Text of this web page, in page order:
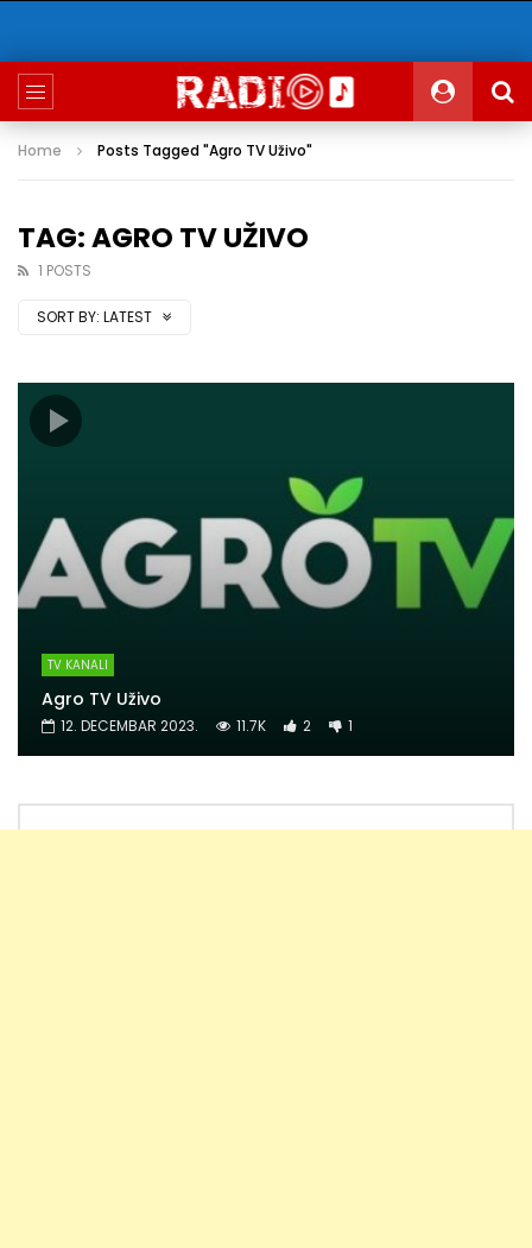
Home Posts Tagged "Agro TV Uživo"
TAG: AGRO TV UŽIVO
1 POSTS
SORT BY: LATEST
TV KANALI
Agro TV Uživo
12. DECEMBAR 2023. 11.7K 2 1